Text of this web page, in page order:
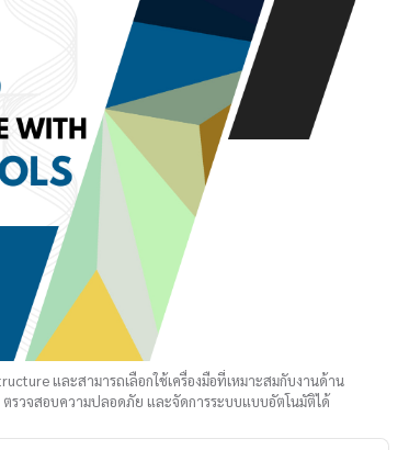
และสามารถเลือกใช้เครื่องมือที่เหมาะสมกับงานด้าน
รวจสอบความปลอดภัย และจัดการระบบแบบอัตโนมัติได้